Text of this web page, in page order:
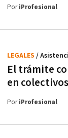
PoriProfesional
El trámite
en
LEGALES /
PoriProfesional